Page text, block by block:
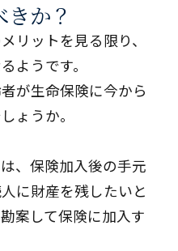
か？
リットを見る限り、
ようです。
が生命保険に今から
ょうか。
、保険加入後の手元
に財産を残したいと
案して保険に加入す